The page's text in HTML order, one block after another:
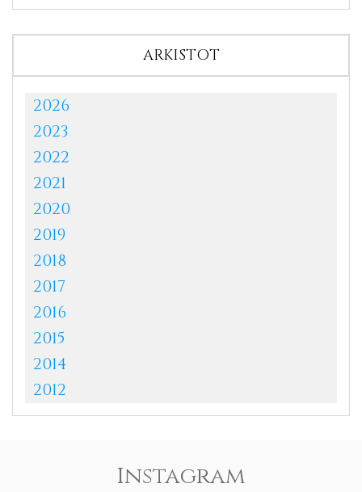
ARKISTOT
2026
2023
2022
2021
2020
2019
2018
2017
2016
2015
2014
2012
Instagram